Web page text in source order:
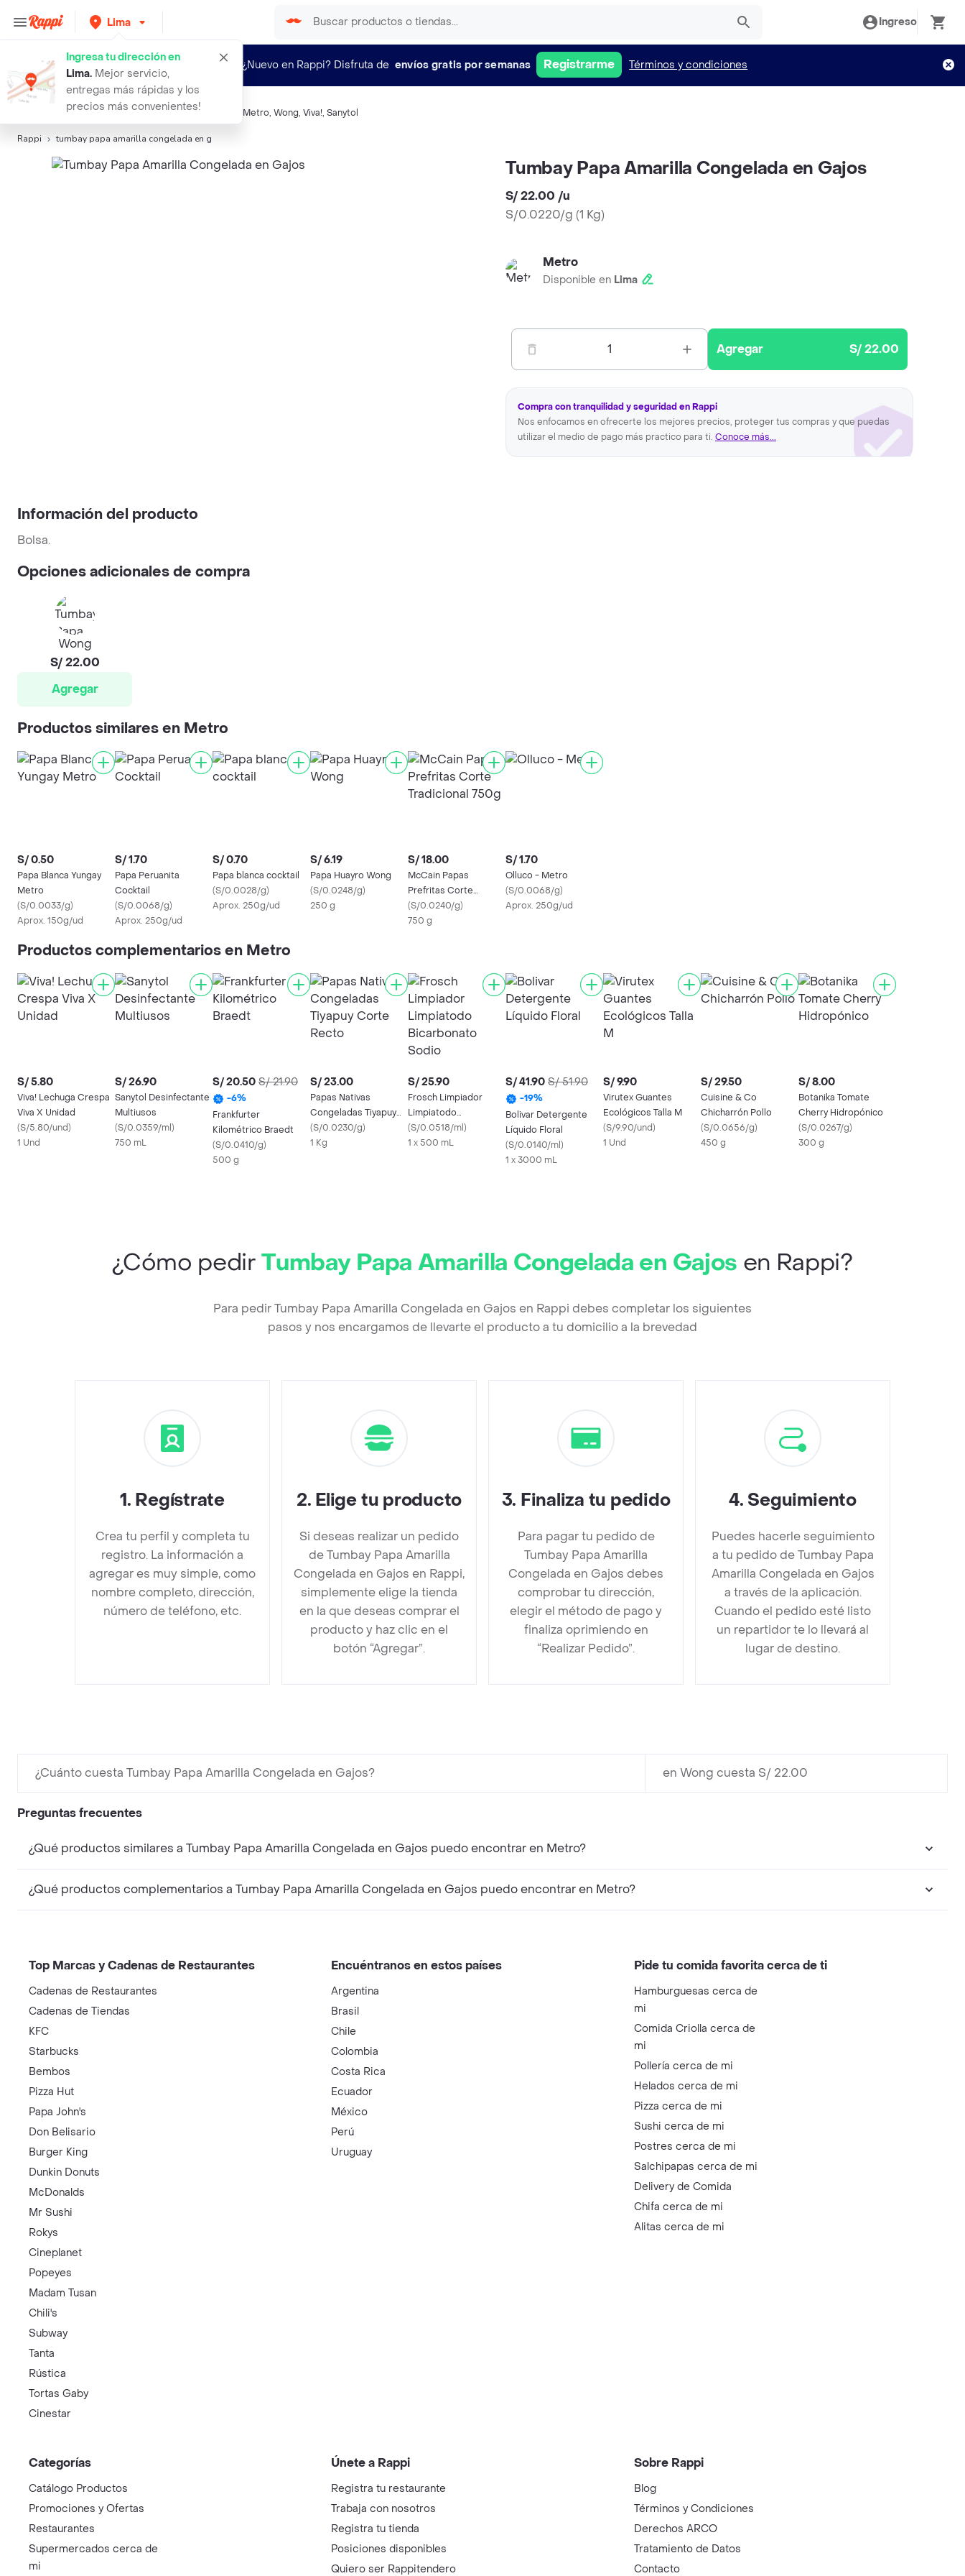
Lima
Ingresa tu dirección en
Lima. Mejor servicio,
entregas más rápidas y los
precios más convenientes!
Ingreso
¿Nuevo en Rappi? Disfruta de envíos gratis por semanas Registrarme Términos y condiciones
Búsquedas relacionadas: Papas, yucas y tuberculos Metro, Wong, Viva!, Sanytol
Rappi tumbay papa amarilla congelada en g
Tumbay Papa Amarilla Congelada en Gajos
S/ 22.00 /u
S/0.0220/g (1 Kg)
Metro
Disponible en Lima
1 Agregar S/ 22.00
Compra con tranquilidad y seguridad en Rappi
Nos enfocamos en ofrecerte los mejores precios, proteger tus compras y que puedas
utilizar el medio de pago más practico para ti. Conoce más...
Información del producto
Bolsa.
Opciones adicionales de compra
Wong
S/ 22.00
Agregar
Productos similares en Metro
S/ 0.50
Papa Blanca Yungay
Metro
(S/0.0033/g)
Aprox. 150g/ud
S/ 1.70
Papa Peruanita
Cocktail
(S/0.0068/g)
Aprox. 250g/ud
S/ 0.70
Papa blanca cocktail
(S/0.0028/g)
Aprox. 250g/ud
S/ 6.19
Papa Huayro Wong
(S/0.0248/g)
250 g
S/ 18.00
McCain Papas
Prefritas Corte
Tradicional 750g
(S/0.0240/g)
750 g
S/ 1.70
Olluco - Metro
(S/0.0068/g)
Aprox. 250g/ud
Productos complementarios en Metro
S/ 5.80
Viva! Lechuga Crespa
Viva X Unidad
(S/5.80/und)
1 Und
S/ 26.90
Sanytol Desinfectante
Multiusos
(S/0.0359/ml)
750 mL
S/ 20.50 S/ 21.90
-6%
Frankfurter
Kilométrico Braedt
(S/0.0410/g)
500 g
S/ 23.00
Papas Nativas
Congeladas Tiyapuy
Corte Recto
(S/0.0230/g)
1 Kg
S/ 25.90
Frosch Limpiador
Limpiatodo
Bicarbonato Sodio
(S/0.0518/ml)
1 x 500 mL
S/ 41.90 S/ 51.90
-19%
Bolivar Detergente
Líquido Floral
(S/0.0140/ml)
1 x 3000 mL
S/ 9.90
Virutex Guantes
Ecológicos Talla M
(S/9.90/und)
1 Und
S/ 29.50
Cuisine & Co
Chicharrón Pollo
(S/0.0656/g)
450 g
S/ 8.00
Botanika Tomate
Cherry Hidropónico
(S/0.0267/g)
300 g
¿Cómo pedirTumbay Papa Amarilla Congelada en Gajos en Rappi?
Para pedir Tumbay Papa Amarilla Congelada en Gajos en Rappi debes completar los siguientes
pasos y nos encargamos de llevarte el producto a tu domicilio a la brevedad
1. Regístrate
Crea tu perfil y completa tu
registro. La información a
agregar es muy simple, como
nombre completo, dirección,
número de teléfono, etc.
2. Elige tu producto
Si deseas realizar un pedido
de Tumbay Papa Amarilla
Congelada en Gajos en Rappi,
simplemente elige la tienda
en la que deseas comprar el
producto y haz clic en el
botón “Agregar”.
3. Finaliza tu pedido
Para pagar tu pedido de
Tumbay Papa Amarilla
Congelada en Gajos debes
comprobar tu dirección,
elegir el método de pago y
finaliza oprimiendo en
“Realizar Pedido”.
4. Seguimiento
Puedes hacerle seguimiento
a tu pedido de Tumbay Papa
Amarilla Congelada en Gajos
a través de la aplicación.
Cuando el pedido esté listo
un repartidor te lo llevará al
lugar de destino.
¿Cuánto cuesta Tumbay Papa Amarilla Congelada en Gajos? en Wong cuesta S/ 22.00
Preguntas frecuentes
¿Qué productos similares a Tumbay Papa Amarilla Congelada en Gajos puedo encontrar en Metro?
¿Qué productos complementarios a Tumbay Papa Amarilla Congelada en Gajos puedo encontrar en Metro?
Top Marcas y Cadenas de Restaurantes
Cadenas de Restaurantes
Cadenas de Tiendas
KFC
Starbucks
Bembos
Pizza Hut
Papa John's
Don Belisario
Burger King
Dunkin Donuts
McDonalds
Mr Sushi
Rokys
Cineplanet
Popeyes
Madam Tusan
Chili's
Subway
Tanta
Rústica
Tortas Gaby
Cinestar
Encuéntranos en estos países
Argentina
Brasil
Chile
Colombia
Costa Rica
Ecuador
México
Perú
Uruguay
Pide tu comida favorita cerca de ti
Hamburguesas cerca de
mi
Comida Criolla cerca de
mi
Pollería cerca de mi
Helados cerca de mi
Pizza cerca de mi
Sushi cerca de mi
Postres cerca de mi
Salchipapas cerca de mi
Delivery de Comida
Chifa cerca de mi
Alitas cerca de mi
Categorías
Catálogo Productos
Promociones y Ofertas
Restaurantes
Supermercados cerca de
mi
Únete a Rappi
Registra tu restaurante
Trabaja con nosotros
Registra tu tienda
Posiciones disponibles
Quiero ser Rappitendero
Sobre Rappi
Blog
Términos y Condiciones
Derechos ARCO
Tratamiento de Datos
Contacto